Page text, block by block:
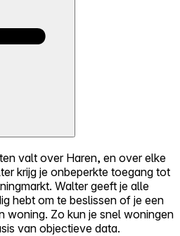
valt over Haren, en over elke
krijg je onbeperkte toegang tot
Walter geeft je alle
hebt om te beslissen of je een
woning. Zo kun je snel woningen
van objectieve data.